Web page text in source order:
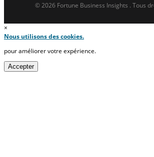
© 2026 Fortune Business Insights . Tous
×
Nous utilisons des cookies.
pour améliorer votre expérience.
Accepter